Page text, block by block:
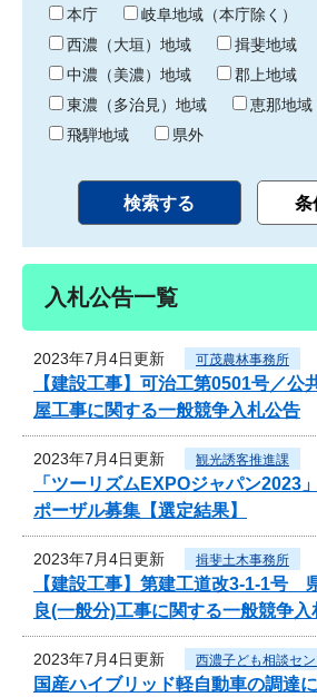
わ
り
本庁
岐阜地域（本庁除く）
西濃（大垣）地域
揖斐地域
中濃（美濃）地域
郡上地域
東濃（多治見）地域
恵那地域
飛騨地域
県外
入札公告一覧
2023年7月4日更新 可茂農林事務所
【建設工事】可治工第0501号／公
屋工事に関する一般競争入札公告
2023年7月4日更新 観光誘客推進課
「ツーリズムEXPOジャパン2023
ポーザル募集【選定結果】
2023年7月4日更新 揖斐土木事務所
【建設工事】第建工道改3-1-1号
良(一般分)工事に関する一般競争入
2023年7月4日更新 西濃子ども相談セ
国産ハイブリッド軽自動車の調達